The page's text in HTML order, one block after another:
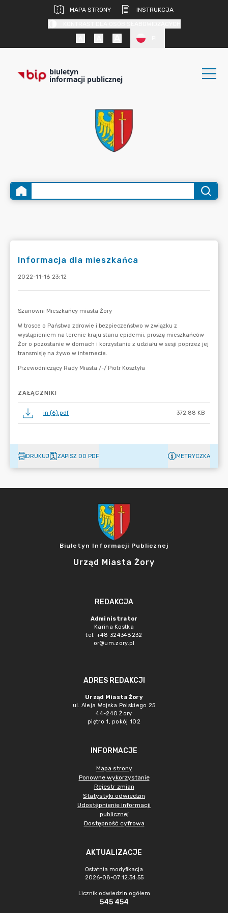
MAPA STRONY
INSTRUKCJA
biuletyn
informacji publicznej
Informacja dla mieszkańca
2022-11-16 23:12
ZAŁĄCZNIKI
in (6).pdf 372.88 KB
DRUKUJ ZAPISZ DO PDF METRYCZKA
Biuletyn Informacji Publicznej
Urząd Miasta Żory
REDAKCJA
Administrator
Karina Kostka
tel. +48 324348232
or@um.zory.pl
ADRES REDAKCJI
Urząd Miasta Żory
ul. Aleja Wojska Polskiego 25
44-240 Żory
piętro 1, pokój 102
INFORMACJE
Mapa strony
Ponowne wykorzystanie
Rejestr zmian
Statystyki odwiedzin
Udostępnienie informacji
publicznej
Dostępność cyfrowa
AKTUALIZACJE
Ostatnia modyfikacja
2026-08-07 12:34:55
Licznik odwiedzin ogółem
545 454